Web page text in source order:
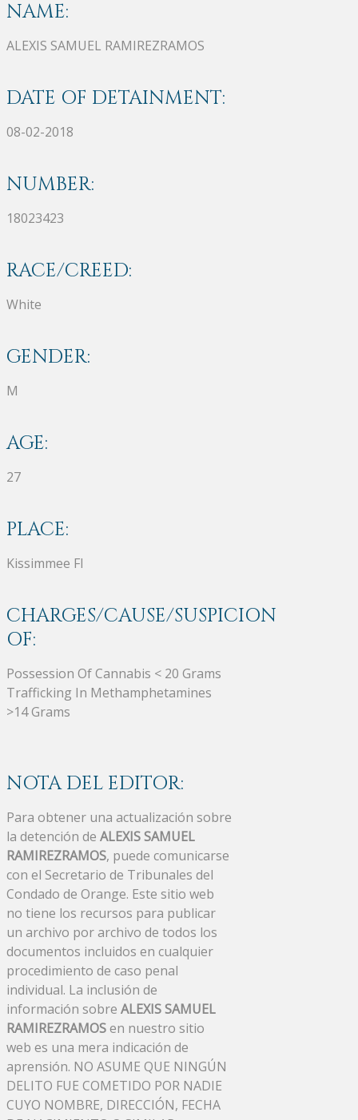
NAME:
ALEXIS SAMUEL RAMIREZRAMOS
DATE OF DETAINMENT:
08-02-2018
NUMBER:
18023423
RACE/CREED:
White
GENDER:
M
AGE:
27
PLACE:
Kissimmee Fl
CHARGES/CAUSE/SUSPICION
OF:
Possession Of Cannabis < 20 Grams
Trafficking In Methamphetamines
>14 Grams
NOTA DEL EDITOR:
Para obtener una actualización sobre
la detención de ALEXIS SAMUEL
RAMIREZRAMOS, puede comunicarse
con el Secretario de Tribunales del
Condado de Orange. Este sitio web
no tiene los recursos para publicar
un archivo por archivo de todos los
documentos incluidos en cualquier
procedimiento de caso penal
individual. La inclusión de
información sobre ALEXIS SAMUEL
RAMIREZRAMOSen nuestro sitio
web es una mera indicación de
aprensión. NO ASUME QUE NINGÚN
DELITO FUE COMETIDO POR NADIE
CUYO NOMBRE, DIRECCIÓN, FECHA